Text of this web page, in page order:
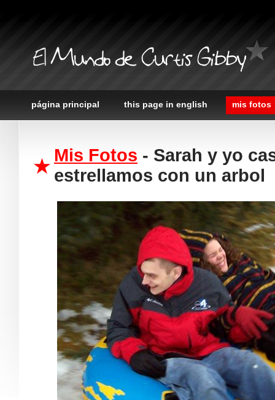
El Mundo de Curtis Gibby
página principal this page in english mis fotos
Mis Fotos - Sarah y yo
estrellamos con un arbol